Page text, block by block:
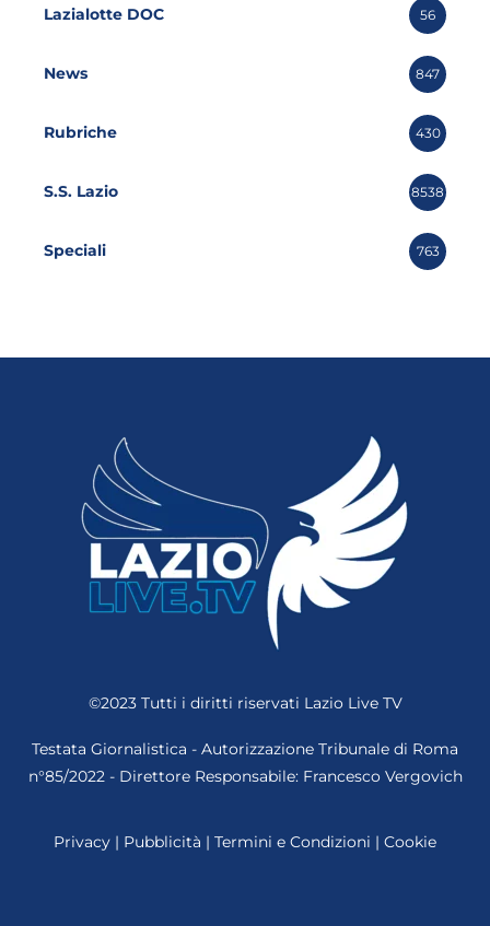
Lazialotte DOC 56
News 847
Rubriche 430
S.S. Lazio 8538
Speciali 763
©2023 Tutti i diritti riservati Lazio Live TV
Testata Giornalistica - Autorizzazione Tribunale di Roma
n°85/2022 - Direttore Responsabile: Francesco Vergovich
Privacy | Pubblicità | Termini e Condizioni | Cookie